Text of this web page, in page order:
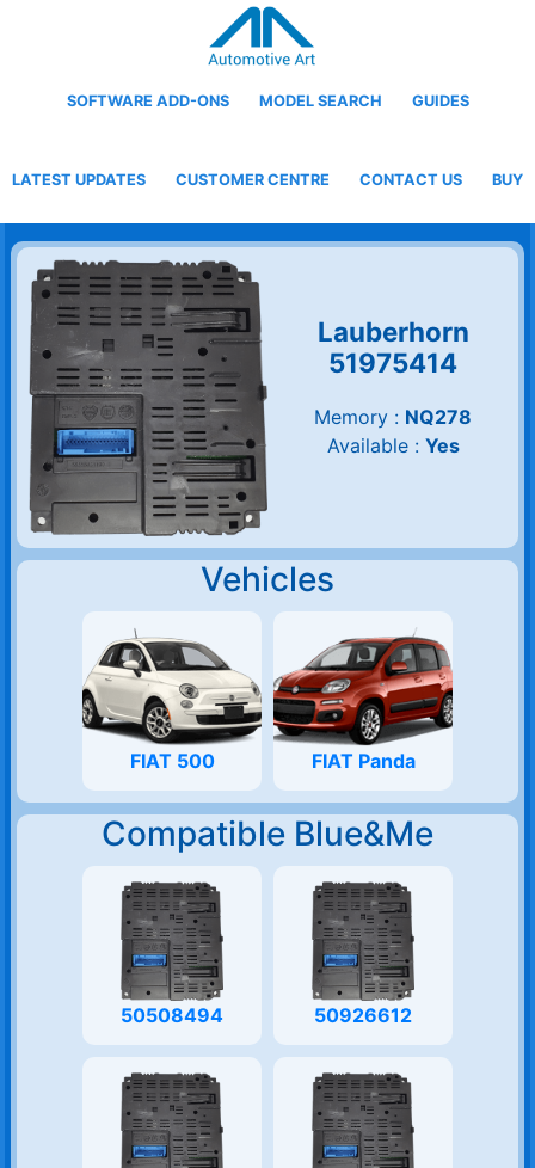
SOFTWARE ADD-ONS MODEL SEARCH GUIDES
LATEST UPDATES CUSTOMER CENTRE CONTACT US BUY
Lauberhorn
51975414
Memory : NQ278
Available : Yes
Vehicles
FIAT 500 FIAT Panda
Compatible Blue&Me
50508494 50926612